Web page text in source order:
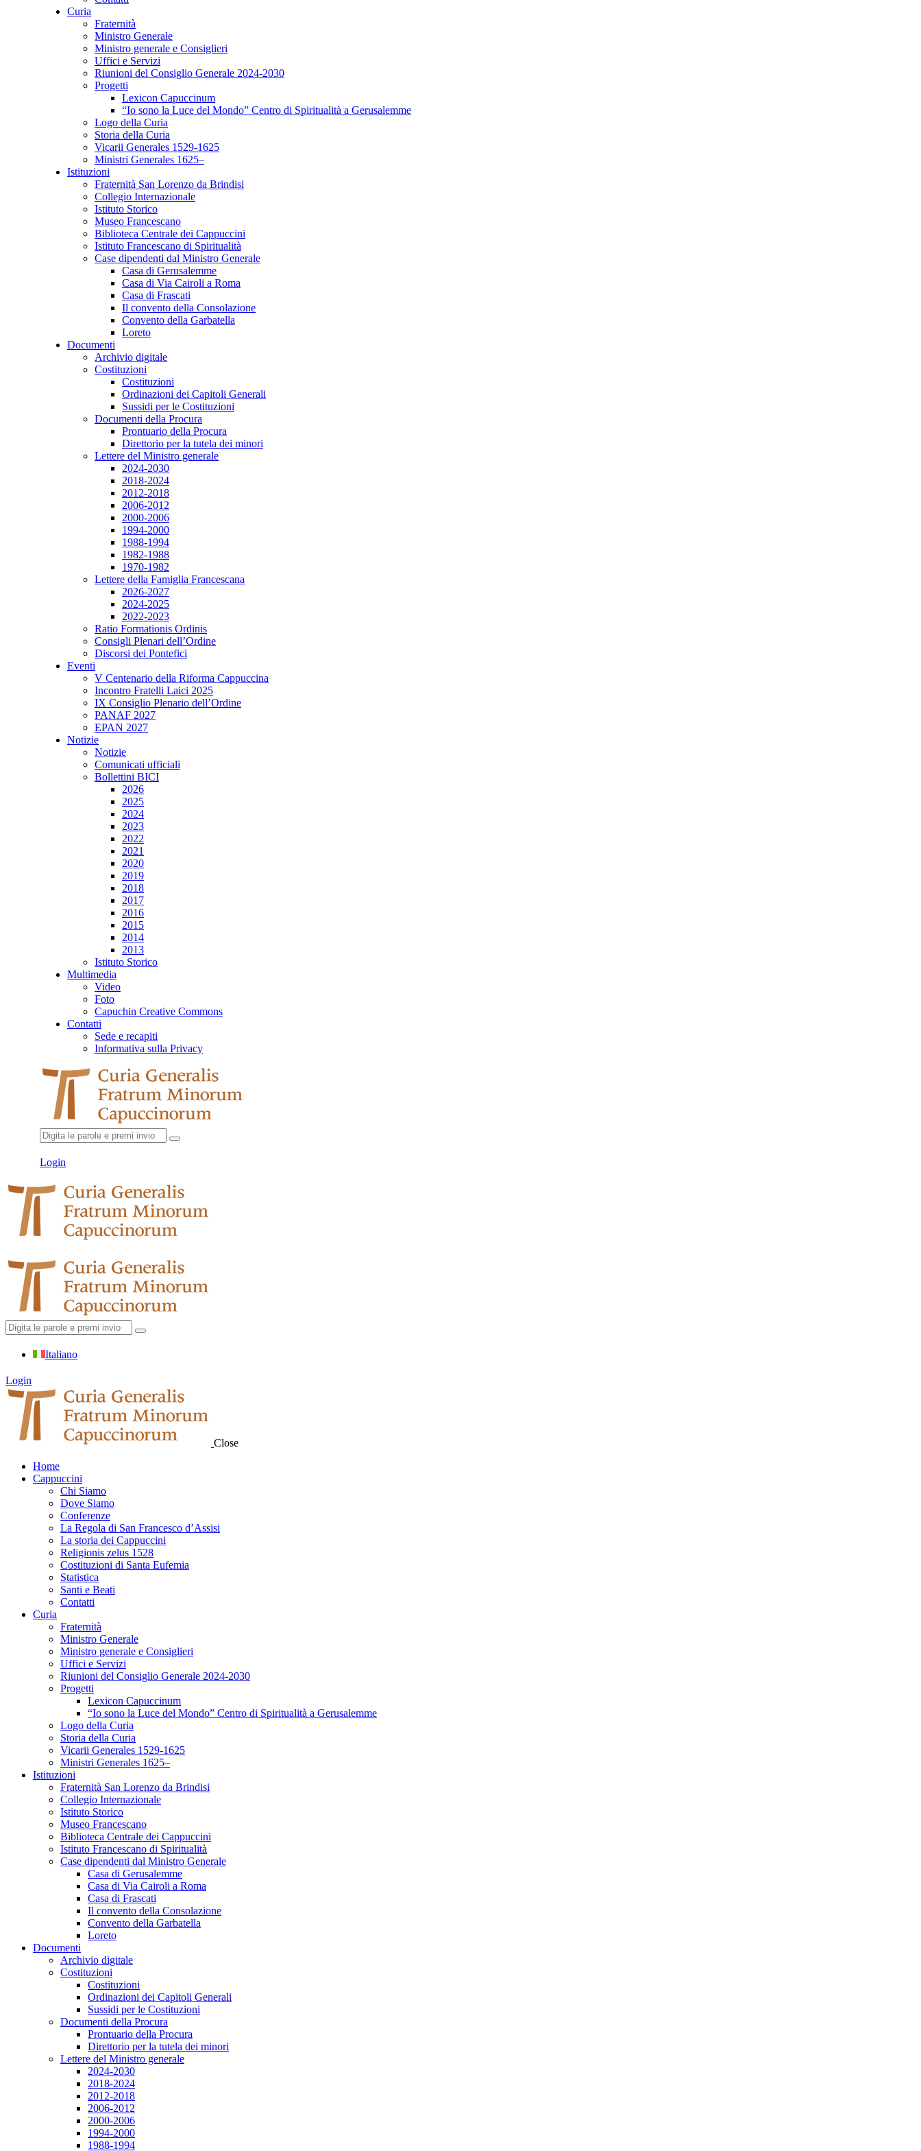
Curia
Fraternità
Ministro Generale
Ministro generale e Consiglieri
Uffici e Servizi
Riunioni del Consiglio Generale 2024-2030
Progetti
Lexicon Capuccinum
“Io sono la Luce del Mondo” Centro di Spiritualità a Gerusalemme
Logo della Curia
Storia della Curia
Vicarii Generales 1529-1625
Ministri Generales 1625–
Istituzioni
Fraternità San Lorenzo da Brindisi
Collegio Internazionale
Istituto Storico
Museo Francescano
Biblioteca Centrale dei Cappuccini
Istituto Francescano di Spiritualità
Case dipendenti dal Ministro Generale
Casa di Gerusalemme
Casa di Via Cairoli a Roma
Casa di Frascati
Il convento della Consolazione
Convento della Garbatella
Loreto
Documenti
Archivio digitale
Costituzioni
Costituzioni
Ordinazioni dei Capitoli Generali
Sussidi per le Costituzioni
Documenti della Procura
Prontuario della Procura
Direttorio per la tutela dei minori
Lettere del Ministro generale
2024-2030
2018-2024
2012-2018
2006-2012
2000-2006
1994-2000
1988-1994
1982-1988
1970-1982
Lettere della Famiglia Francescana
2026-2027
2024-2025
2022-2023
Ratio Formationis Ordinis
Consigli Plenari dell’Ordine
Discorsi dei Pontefici
Eventi
V Centenario della Riforma Cappuccina
Incontro Fratelli Laici 2025
IX Consiglio Plenario dell’Ordine
PANAF 2027
EPAN 2027
Notizie
Notizie
Comunicati ufficiali
Bollettini BICI
2026
2025
2024
2023
2022
2021
2020
2019
2018
2017
2016
2015
2014
2013
Istituto Storico
Multimedia
Video
Foto
Capuchin Creative Commons
Contatti
Sede e recapiti
Informativa sulla Privacy
Login
Italiano
Login
Close
Home
Cappuccini
Chi Siamo
Dove Siamo
Conferenze
La Regola di San Francesco d’Assisi
La storia dei Cappuccini
Religionis zelus 1528
Costituzioni di Santa Eufemia
Statistica
Santi e Beati
Contatti
Curia
Fraternità
Ministro Generale
Ministro generale e Consiglieri
Uffici e Servizi
Riunioni del Consiglio Generale 2024-2030
Progetti
Lexicon Capuccinum
“Io sono la Luce del Mondo” Centro di Spiritualità a Gerusalemme
Logo della Curia
Storia della Curia
Vicarii Generales 1529-1625
Ministri Generales 1625–
Istituzioni
Fraternità San Lorenzo da Brindisi
Collegio Internazionale
Istituto Storico
Museo Francescano
Biblioteca Centrale dei Cappuccini
Istituto Francescano di Spiritualità
Case dipendenti dal Ministro Generale
Casa di Gerusalemme
Casa di Via Cairoli a Roma
Casa di Frascati
Il convento della Consolazione
Convento della Garbatella
Loreto
Documenti
Archivio digitale
Costituzioni
Costituzioni
Ordinazioni dei Capitoli Generali
Sussidi per le Costituzioni
Documenti della Procura
Prontuario della Procura
Direttorio per la tutela dei minori
Lettere del Ministro generale
2024-2030
2018-2024
2012-2018
2006-2012
2000-2006
1994-2000
1988-1994